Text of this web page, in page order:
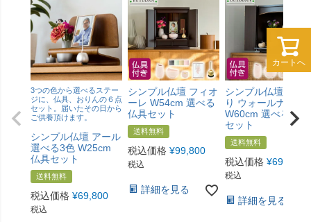
カートへ
カートへ
3つの色から選べるステー
ジに、仏具、おりんの６点
セット。届いたその日から
ご供養頂けます。
シンプル仏壇 アール
選べる3色 W25cm
仏具セット
送料無料
税込価格 ¥69,800
税込
シンプル仏壇 フィオ
ーレ W54cm 選べる
仏具セット
送料無料
税込価格 ¥99,800
税込
詳細を見る
シンプル仏壇 ひだ
り ウォールナット
W60cm 選べる仏具
セット
送料無料
税込価格 ¥69,800
税込
詳細を見る